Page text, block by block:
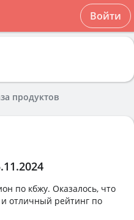
Войти
продуктов
по кбжу. Оказалось, что
отличный рейтинг по